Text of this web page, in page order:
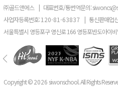
㈜골드앤에스 | 대표번호/통번역문의:
사업자등록번호:120-81-63837 | 통신판매업
서울특별시 영등포구 영신로 166 영등포반도아이
Copyright ©2026 siwonschool. All Rights